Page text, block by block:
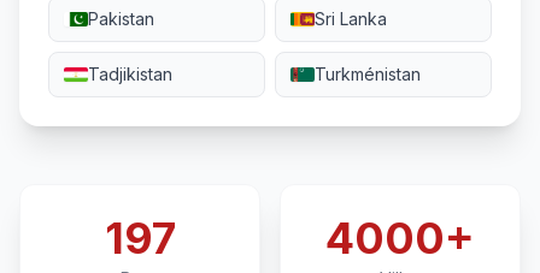
Pakistan Sri Lanka
Tadjikistan Turkménistan
197 4000+